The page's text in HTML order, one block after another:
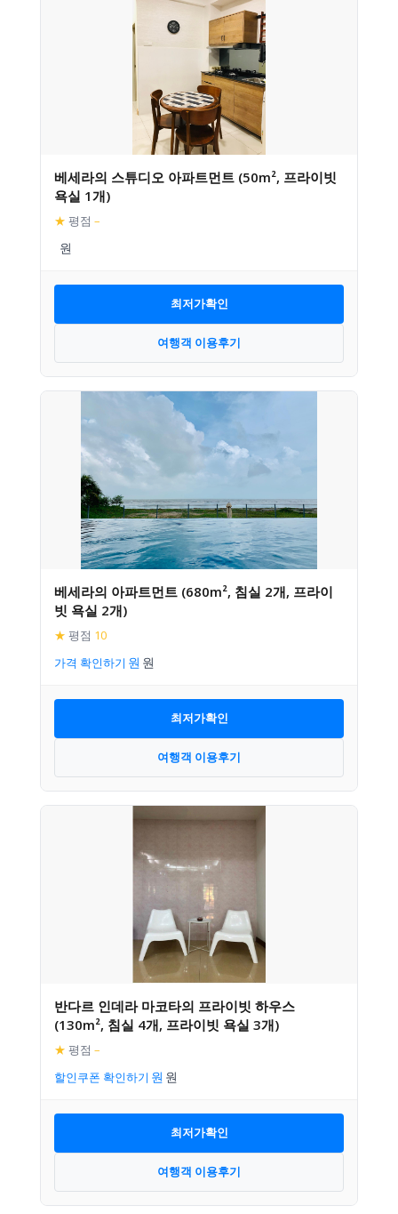
베세라의 스튜디오 아파트먼트 (50m², 프라이빗
욕실 1개)
★ 평점 –
최저가확인
여행객 이용후기
베세라의 아파트먼트 (680m², 침실 2개, 프라이
빗 욕실 2개)
★ 평점 10
가격 확인하기
최저가확인
여행객 이용후기
반다르 인데라 마코타의 프라이빗 하우스
(130m², 침실 4개, 프라이빗 욕실 3개)
★ 평점 –
할인쿠폰 확인하기
최저가확인
여행객 이용후기